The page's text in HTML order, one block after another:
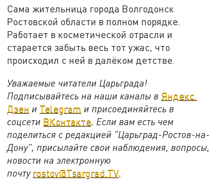
Сама жительница города Волгодонск
Ростовской области в полном порядке.
Работает в косметической отрасли и
старается забыть весь тот ужас, что
происходил с ней в далёком детстве.
Уважаемые читатели Царьграда!
Подписывайтесь на наши каналы в Яндекс.
Дзен и Telegram и присоединяйтесь в
соцсети ВКонтакте. Если вам есть чем
поделиться с редакцией "Царьград-Ростов-на-
Дону", присылайте свои наблюдения, вопросы,
новости на электронную
почту rostov@Tsargrad.ТV.